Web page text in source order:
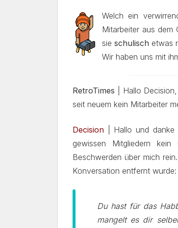
Welch ein
Mitarbeiter aus dem
sieschulisch etwas
Wir haben uns mit
RetroTimes | Hallo
seit neuem kein Mitarbeiter
Decision | Hallo und
gewissen Mitgliedern
Beschwerden über mich
Konversation entfernt wurde:
Du hast für das
mangelt es dir